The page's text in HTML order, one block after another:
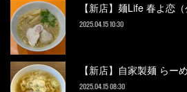
【新店】麺Life 春よ恋（
2025.04.15 10:30
【新店】自家製麺 らー
2025.04.15 08:30